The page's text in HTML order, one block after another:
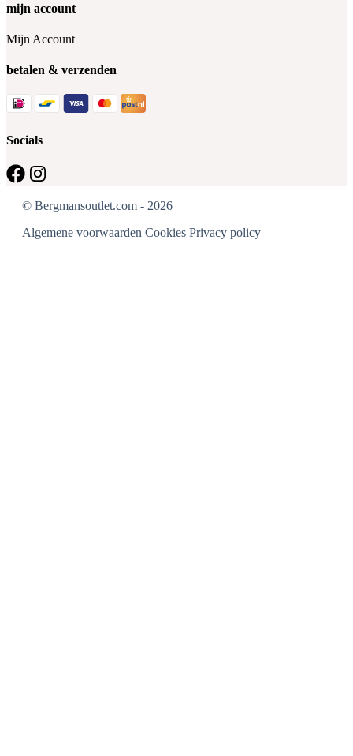
mijn account
Mijn Account
betalen & verzenden
Socials
© Bergmansoutlet.com - 2026
Algemene voorwaarden Cookies Privacy policy